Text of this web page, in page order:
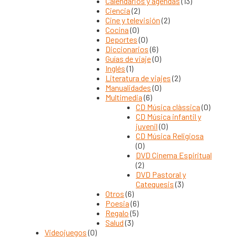
Ciencia (2)
Cine y televisión (2)
Cocina (0)
Deportes (0)
Diccionarios (6)
Guías de viaje(0)
Inglés (1)
Literatura de viajes (2)
Manualidades (0)
Multimedia (6)
CD Música clàssica (0)
CD Música infantil y
juvenil (0)
CD Música Religiosa
(0)
DVD Cinema Espiritual
(2)
DVD Pastoral y
Catequesis (3)
Otros (6)
Poesia (6)
Regalo (5)
Salud (3)
Videojuegos (0)